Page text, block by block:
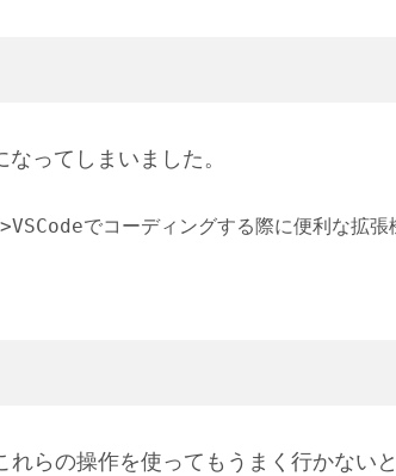
ってしまいました。
コーディングする際に便利な拡張
らの操作を使ってもうまく行かない